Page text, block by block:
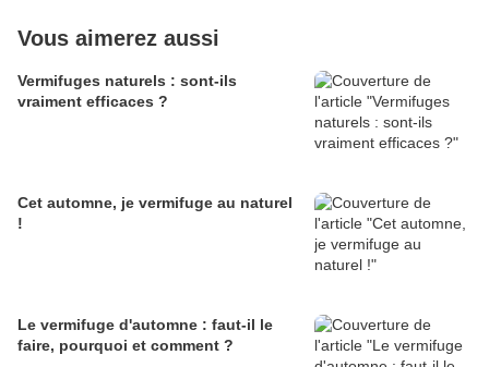
Vous aimerez aussi
Vermifuges naturels : sont-ils
vraiment efficaces ?
Cet automne, je vermifuge au naturel
!
Le vermifuge d'automne : faut-il le
faire, pourquoi et comment ?